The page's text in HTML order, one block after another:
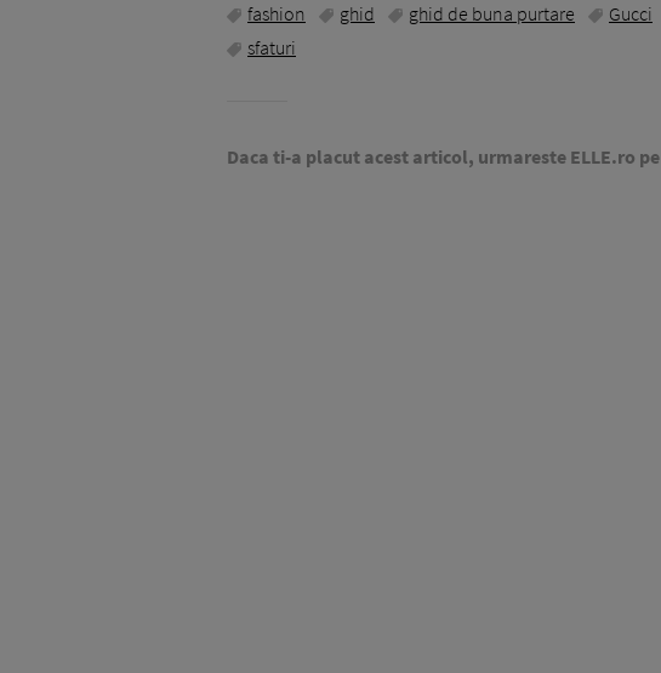
fashion ghid ghid de buna purtare Gucci
sfaturi
Daca ti-a placut acest articol, urmareste ELLE.ro pe